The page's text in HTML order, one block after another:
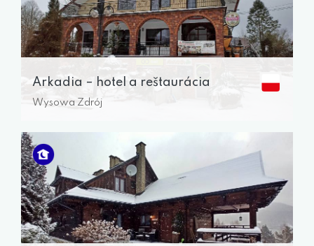
Arkadia – hotel a reštaurácia
Wysowa Zdrój